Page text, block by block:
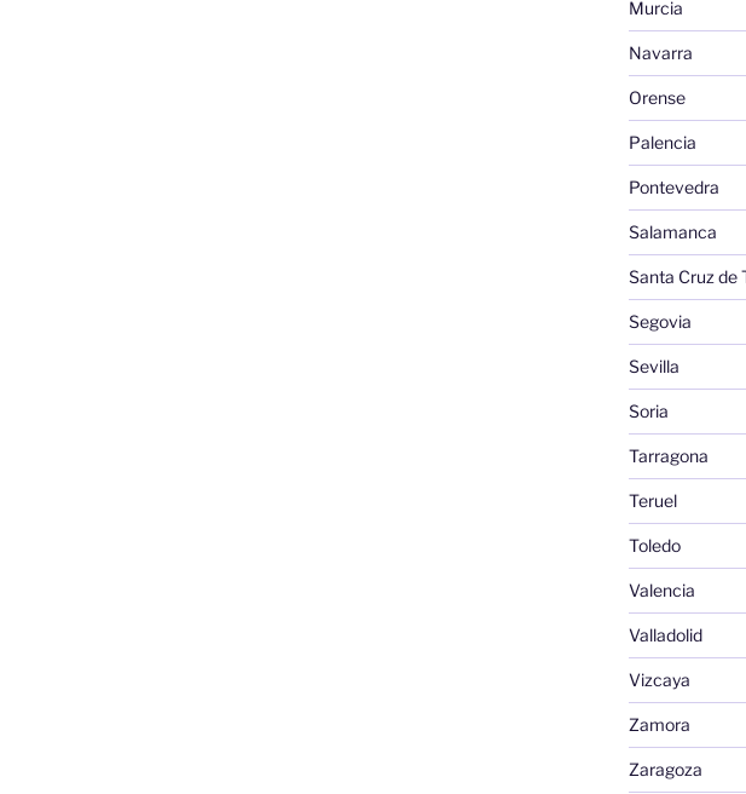
Murcia
Navarra
Orense
Palencia
Pontevedra
Salamanca
Santa Cruz de
Segovia
Sevilla
Soria
Tarragona
Teruel
Toledo
Valencia
Valladolid
Vizcaya
Zamora
Zaragoza